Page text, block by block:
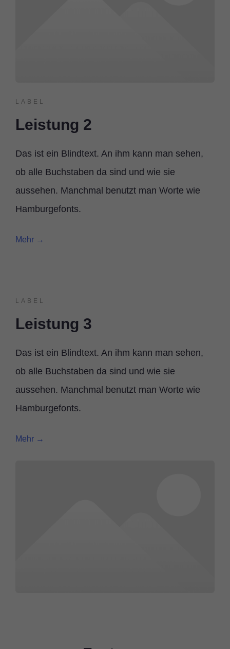
LABEL
Leistung 2
Das ist ein Blindtext. An ihm kann man sehen,
ob alle Buchstaben da sind und wie sie
aussehen. Manchmal benutzt man Worte wie
Hamburgefonts.
Mehr →
LABEL
Leistung 3
Das ist ein Blindtext. An ihm kann man sehen,
ob alle Buchstaben da sind und wie sie
aussehen. Manchmal benutzt man Worte wie
Hamburgefonts.
Mehr →